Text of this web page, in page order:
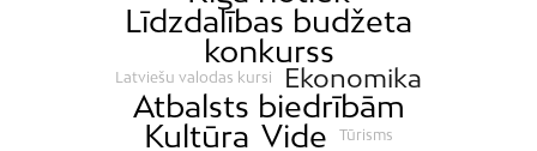
Līdzdalības budžeta
konkurss
Latviešu valodas kursi Ekonomika
Atbalsts biedrībām
Kultūra Vide Tūrisms